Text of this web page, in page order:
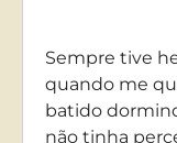
Sempre tive
quando me
batido
não tinha